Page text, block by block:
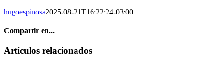
hugoespinosa2025-08-21T16:22:24-03:00
Compartir en...
Facebook
X
Reddit
LinkedIn
WhatsApp
Correo
Artículos relacionados